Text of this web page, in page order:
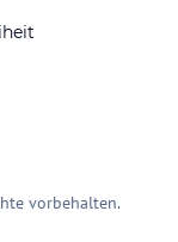
vorbehalten.